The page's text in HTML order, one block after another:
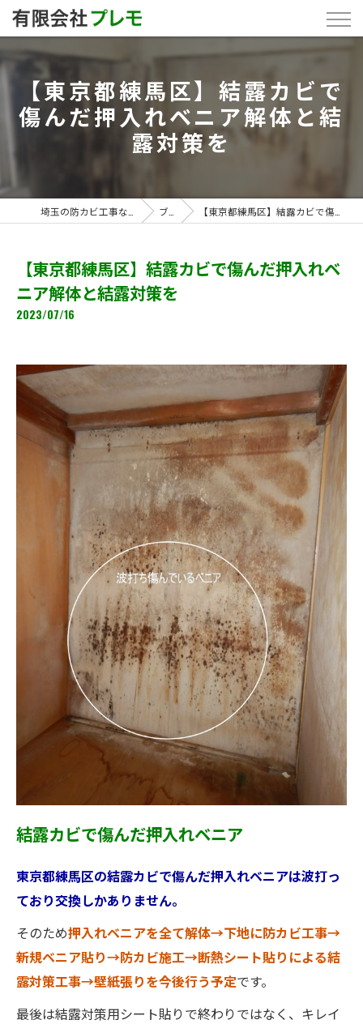
【東京都練馬区】結露カビで
傷んだ押入れベニア解体と結
露対策を
ブログ 【東京都練馬区】結露カビで傷んだ押入れベニア解体と結露対策を
【東京都練馬区】結露カビで傷んだ押入れベ
ニア解体と結露対策を
2023/07/16
結露カビで傷んだ押入れベニア
東京都練馬区の結露カビで傷んだ押入れベニアは波打っ
ており交換しかありません。
そのため押入れベニアを全て解体→下地に防カビ工事→
新規ベニア貼り→防カビ施工→断熱シート貼りによる結
露対策工事→壁紙張りを今後行う予定です。
最後は結露対策用シート貼りで終わりではなく、キレイ